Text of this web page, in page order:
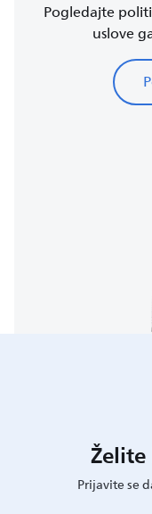
Pogledajte
uslove
Prijavite se